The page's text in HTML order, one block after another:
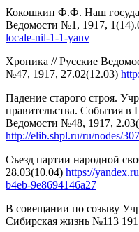
Кокошкин Ф.Ф. Наш
Ведомости №1, 1917,
locale-nil-1-1-yanv
Хроника // Русские
№47, 1917, 27.02(12.03)
Падение старого строя.
правительства. События в
Ведомости №48, 1917,
http://elib.shpl.ru/ru/nodes/
Съезд партии народной
28.03(10.04) https://
b4eb-9e8694146a27
В совещании по созыву
Cибирская жизнь №113